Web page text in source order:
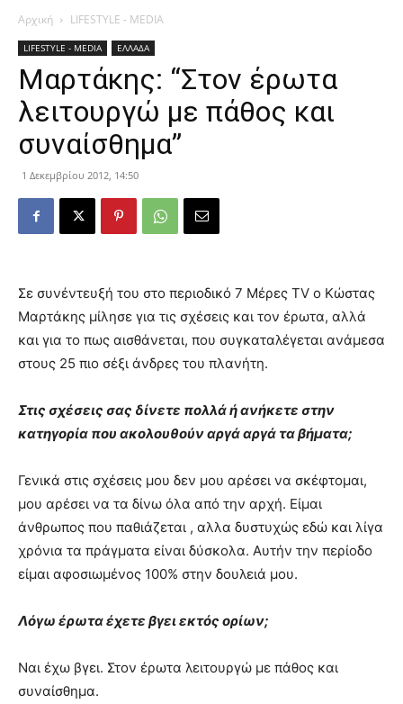
Αρχική LIFESTYLE - MEDIA
LIFESTYLE - MEDIA ΕΛΛΑΔΑ
Mαρτάκης: “Στον έρωτα
λειτουργώ με πάθος και
συναίσθημα”
1 Δεκεμβρίου 2012, 14:50
Σε συνέντευξή του στο περιοδικό 7 Μέρες ΤV ο Κώστας
Μαρτάκης μίλησε για τις σχέσεις και τον έρωτα, αλλά
και για το πως αισθάνεται, που συγκαταλέγεται ανάμεσα
στους 25 πιο σέξι άνδρες του πλανήτη.
Στις σχέσεις σας δίνετε πολλά ή ανήκετε στην
κατηγορία που ακολουθούν αργά αργά τα βήματα;
Γενικά στις σχέσεις μου δεν μου αρέσει να σκέφτομαι,
μου αρέσει να τα δίνω όλα από την αρχή. Είμαι
άνθρωπος που παθιάζεται , αλλα δυστυχώς εδώ και λίγα
χρόνια τα πράγματα είναι δύσκολα. Αυτήν την περίοδο
είμαι αφοσιωμένος 100% στην δουλειά μου.
Λόγω έρωτα έχετε βγει εκτός ορίων;
Ναι έχω βγει. Στον έρωτα λειτουργώ με πάθος και
συναίσθημα.